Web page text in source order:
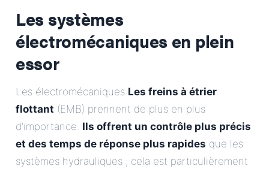
Les systèmes
électromécaniques en plein
essor
Les électromécaniques Les freins à étrier
flottant (EMB) prennent de plus en plus
d’importance. Ils offrent un contrôle plus précis
et des temps de réponse plus rapides que les
systèmes hydrauliques ; cela est particulièrement